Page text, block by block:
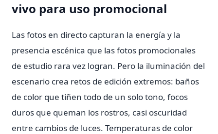
vivo para uso promocional
Las fotos en directo capturan la energía y la
presencia escénica que las fotos promocionales
de estudio rara vez logran. Pero la iluminación del
escenario crea retos de edición extremos: baños
de color que tiñen todo de un solo tono, focos
duros que queman los rostros, casi oscuridad
entre cambios de luces. Temperaturas de color